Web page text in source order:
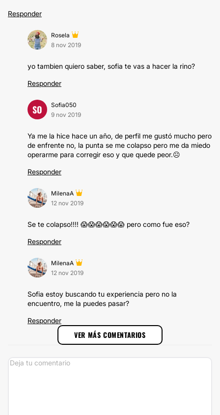
Responder
Rosela
8 nov 2019
yo tambien quiero saber, sofia te vas a hacer la rino?
Responder
SO
Sofia050
9 nov 2019
Ya me la hice hace un año, de perfil me gustó mucho pero
de enfrente no, la punta se me colapso pero me da miedo
operarme para corregir eso y que quede peor.☹️
Responder
MilenaA
12 nov 2019
Se te colapso!!!! 😱😱😱😱😱😱 pero como fue eso?
Responder
MilenaA
12 nov 2019
Sofia estoy buscando tu experiencia pero no la
encuentro, me la puedes pasar?
Responder
VER MÁS COMENTARIOS